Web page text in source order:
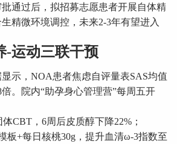
通过后，拟招募志愿患者开展自体精
精微环境调控，未来2-3年有望进入
-运动三联干预
示，NOA患者焦虑自评量表SAS均值
。院内“助孕身心管理营”每周五开
CBT，6周后皮质醇下降22%；
板+每日核桃30g，提升血清ω-3指数至